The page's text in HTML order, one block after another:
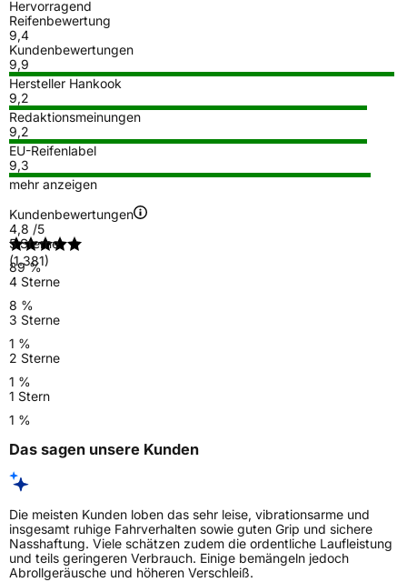
Hervorragend
Reifenbewertung
9,4
Kundenbewertungen
9,9
Hersteller Hankook
9,2
Redaktionsmeinungen
9,2
EU-Reifenlabel
9,3
mehr anzeigen
Kundenbewertungen
4,8 /5
(1.381)
5 Sterne
89 %
4 Sterne
8 %
3 Sterne
1 %
2 Sterne
1 %
1 Stern
1 %
Das sagen unsere Kunden
Die meisten Kunden loben das sehr leise, vibrationsarme und
insgesamt ruhige Fahrverhalten sowie guten Grip und sichere
Nasshaftung. Viele schätzen zudem die ordentliche Laufleistung
und teils geringeren Verbrauch. Einige bemängeln jedoch
Abrollgeräusche und höheren Verschleiß.